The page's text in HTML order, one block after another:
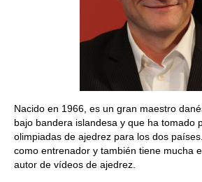
Nacido en 1966, es un gran maestro
bajo bandera islandesa y que ha tomado
olimpiadas de ajedrez para los dos
como entrenador y también tiene mucha
autor de vídeos de ajedrez.